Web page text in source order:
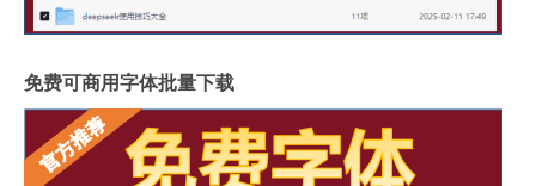
免费可商用字体批量下载